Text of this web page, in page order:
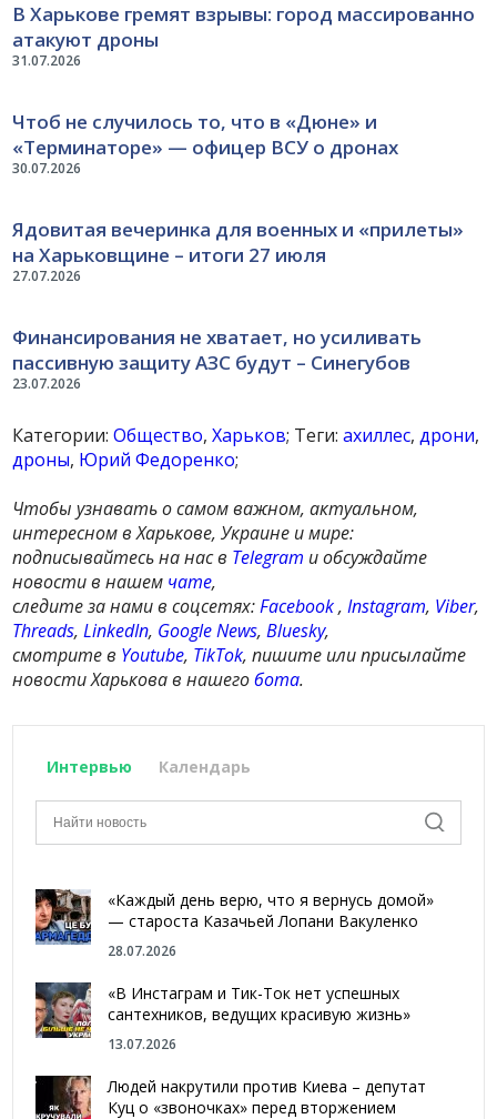
31.07.2026
В Харькове гремят взрывы: город массированно
атакуют дроны
30.07.2026
Чтоб не случилось то, что в «Дюне» и
«Терминаторе» — офицер ВСУ о дронах
27.07.2026
Ядовитая вечеринка для военных и «прилеты»
на Харьковщине – итоги 27 июля
23.07.2026
Финансирования не хватает, но усиливать
пассивную защиту АЗС будут – Синегубов
Категории:Общество,Харьков; Теги:ахиллес,дрони,
дроны, Юрий Федоренко;
Чтобы узнавать о самом важном, актуальном,
интересном в Харькове, Украине и мире:
подписывайтесь на нас в Telegram и обсуждайте
новости в нашем чате,
следите за нами в соцсетях:Facebook,Instagram, Viber,
Threads,LinkedIn, Google News,Bluesky,
смотрите в Youtube, TikTok, пишите или присылайте
новости Харькова в нашегобота.
Интервью Календарь
«Каждый день верю, что я вернусь домой»
— староста Казачьей Лопани Вакуленко
28.07.2026
«В Инстаграм и Тик-Ток нет успешных
сантехников, ведущих красивую жизнь»
13.07.2026
Людей накрутили против Киева – депутат
Куц о «звоночках» перед вторжением